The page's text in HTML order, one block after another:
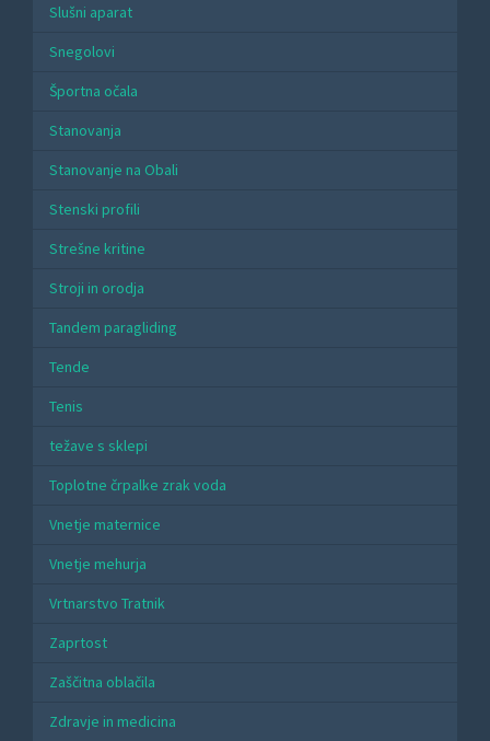
Slušni aparat
Snegolovi
Športna očala
Stanovanja
Stanovanje na Obali
Stenski profili
Strešne kritine
Stroji in orodja
Tandem paragliding
Tende
Tenis
težave s sklepi
Toplotne črpalke zrak voda
Vnetje maternice
Vnetje mehurja
Vrtnarstvo Tratnik
Zaprtost
Zaščitna oblačila
Zdravje in medicina